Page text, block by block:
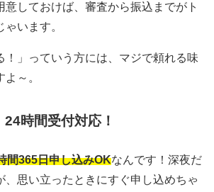
意しておけば、審査から振込までがト
います。
！」っていう方には、マジで頼れる味
～。
時間受付対応！
間365日申し込みOKなんです！深夜だ
、思い立ったときにすぐ申し込めちゃ